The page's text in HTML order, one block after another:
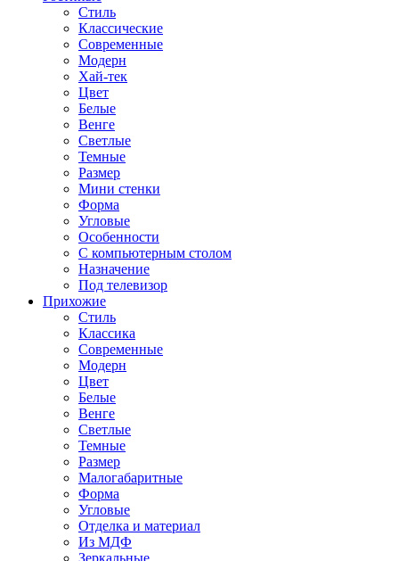
Стиль
Классические
Современные
Модерн
Хай-тек
Цвет
Белые
Венге
Светлые
Темные
Размер
Мини стенки
Форма
Угловые
Особенности
С компьютерным столом
Назначение
Под телевизор
Прихожие
Стиль
Классика
Современные
Модерн
Цвет
Белые
Венге
Светлые
Темные
Размер
Малогабаритные
Форма
Угловые
Отделка и материал
Из МДФ
Зеркальные